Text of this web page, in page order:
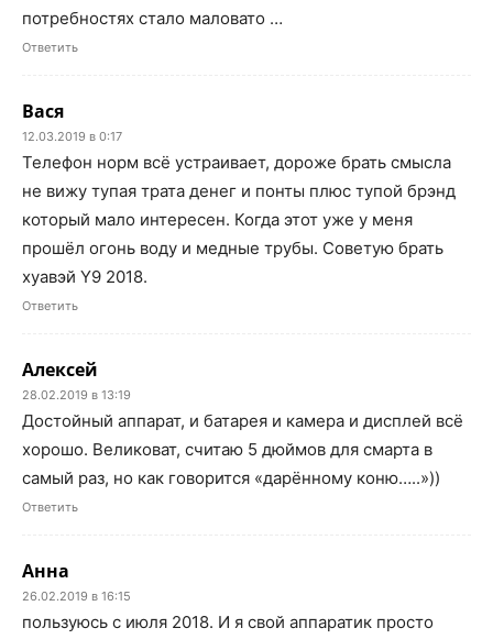
потребностях стало маловато …
Ответить
Вася
12.03.2019 в 0:17
Телефон норм всё устраивает, дороже брать смысла
не вижу тупая трата денег и понты плюс тупой брэнд
который мало интересен. Когда этот уже у меня
прошёл огонь воду и медные трубы. Советую брать
хуавэй Y9 2018.
Ответить
Алексей
28.02.2019 в 13:19
Достойный аппарат, и батарея и камера и дисплей всё
хорошо. Великоват, считаю 5 дюймов для смарта в
самый раз, но как говорится «дарённому коню…..»))
Ответить
Анна
26.02.2019 в 16:15
пользуюсь с июля 2018. И я свой аппаратик просто